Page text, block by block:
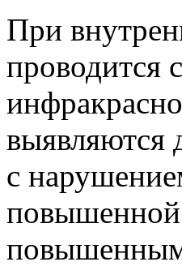
При
проводится
выявляются
с
повышенной